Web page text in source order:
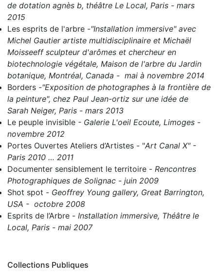
de dotation agnès b, théâtre Le Local, Paris - mars
2015
Les esprits de l'arbre -"Installation immersive" avec
Michel Gautier artiste multidisciplinaire et Michaël
Moisseeff sculpteur d'arômes et chercheur en
biotechnologie végétale, Maison de l'arbre du Jardin
botanique, Montréal, Canada - mai à novembre 2014
Borders -"Exposition de photographes à la frontière de
la peinture", chez Paul Jean-ortiz sur une idée de
Sarah Neiger, Paris - mars 2013
Le peuple invisible - Galerie L'oeil Ecoute, Limoges -
novembre 2012
Portes Ouvertes Ateliers d’Artistes - "Art Canal X" -
Paris 2010 … 2011
Documenter sensiblement le territoire - Rencontres
Photographiques de Solignac - juin 2009
Shot spot - Geoffrey Young gallery, Great Barrington,
USA - octobre 2008
Esprits de l’Arbre - Installation immersive, Théâtre le
Local, Paris - mai 2007
Collections Publiques